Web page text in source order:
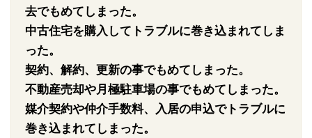
去でもめてしまった。
中古住宅を購入してトラブルに巻き込まれてしま
った。
契約、解約、更新の事でもめてしまった。
不動産売却や月極駐車場の事でもめてしまった。
媒介契約や仲介手数料、入居の申込でトラブルに
巻き込まれてしまった。